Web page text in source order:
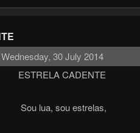
Wednesday, 30 July 2014
CADENTE
sou estrelas,